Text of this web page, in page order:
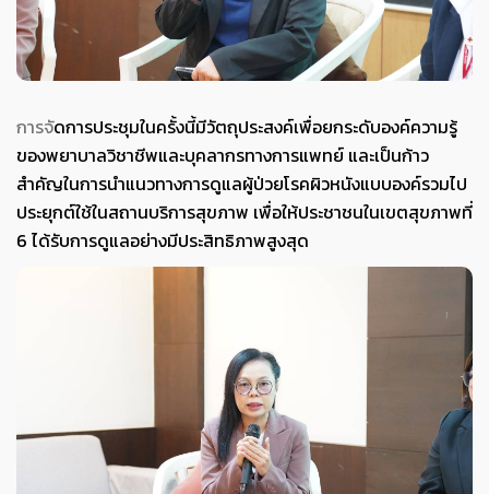
การจัดการประชุมในครั้งนี้มีวัตถุประสงค์เพื่อยกระดับองค์ความรู้
ของพยาบาลวิชาชีพและบุคลากรทางการแพทย์ และเป็นก้าว
สำคัญในการนำแนวทางการดูแลผู้ป่วยโรคผิวหนังแบบองค์รวมไป
ประยุกต์ใช้ในสถานบริการสุขภาพ เพื่อให้ประชาชนในเขตสุขภาพที่
6 ได้รับการดูแลอย่างมีประสิทธิภาพสูงสุด